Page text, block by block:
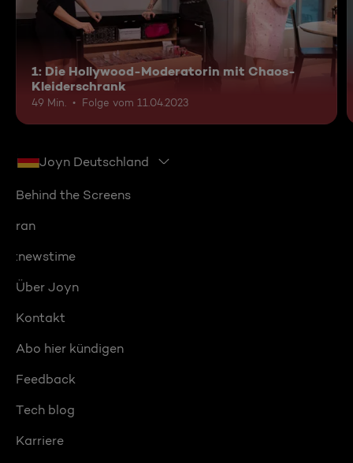
1: Die Hollywood-Moderatorin mit Chaos-
Kleiderschrank
49 Min. Folge vom 11.04.2023
Joyn Deutschland
Behind the Screens
ran
:newstime
Über Joyn
Kontakt
Abo hier kündigen
Feedback
Tech blog
Karriere